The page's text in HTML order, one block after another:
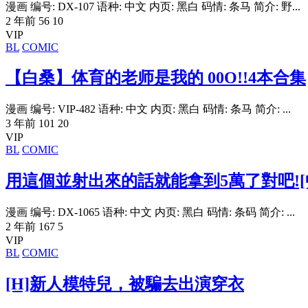
漫画 编号: DX-107 语种: 中文 内页: 黑白 码情: 条马 简介: 野...
2 年前 56 10
VIP
BL COMIC
【白桑】体育的老师是我的 00O!!4本合集
漫画 编号: VIP-482 语种: 中文 内页: 黑白 码情: 条马 简介: ...
3 年前 101 20
VIP
BL COMIC
用這個並射出來的話就能拿到5萬了對吧
漫画 编号: DX-1065 语种: 中文 内页: 黑白 码情: 条码 简介: ...
2 年前 167 5
VIP
BL COMIC
[H]新人模特兒，被騙去出演穿衣